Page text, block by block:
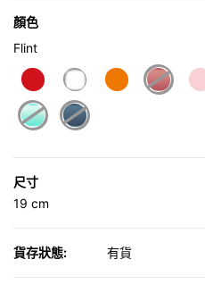
顏色
Flint
尺寸
19 cm
貨存狀態: 有貨